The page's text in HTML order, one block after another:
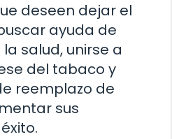
deseen dejar el
ayuda de
salud, unirse a
del tabaco y
reemplazo de
sus